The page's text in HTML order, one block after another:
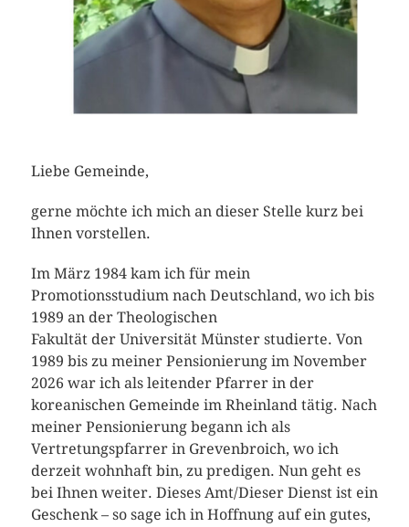
Liebe Gemeinde,
gerne möchte ich mich an dieser Stelle kurz bei
Ihnen vorstellen.
Im März 1984 kam ich für mein
Promotionsstudium nach Deutschland, wo ich bis
1989 an der Theologischen
Fakultät der Universität Münster studierte. Von
1989 bis zu meiner Pensionierung im November
2026 war ich als leitender Pfarrer in der
koreanischen Gemeinde im Rheinland tätig. Nach
meiner Pensionierung begann ich als
Vertretungspfarrer in Grevenbroich, wo ich
derzeit wohnhaft bin, zu predigen. Nun geht es
bei Ihnen weiter. Dieses Amt/Dieser Dienst ist ein
Geschenk – so sage ich in Hoffnung auf ein gutes,